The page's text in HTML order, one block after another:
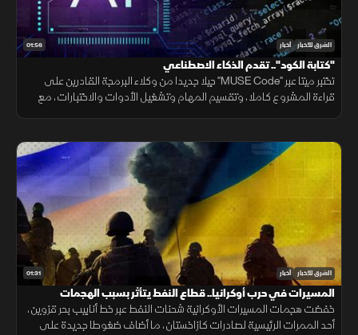
01:56 الشرق للأخبار أخبار
"كتابة الكود".. تقدم الذكاء الاصطناعي
تختبر ميتا عبر "MUSE Code" جيلا جديدا من وكلاء البرمجة القادرين على
قراءة المشروع كاملا، وتقسيم المهام وتشغيل الأدوات والاختبارات، مع
01:31 الشرق للأخبار أخبار
المسيرات في حرب أوكرانيا.. قطاع النفط يتأثر بسبب الهجمات
خفضت هجمات المسيرات الأوكرانية شحنات النفط عبر خط أنابيب بحر قزوين،
أحد الممرات الرئيسية لصادرات كازاخستان، ما أضاف ضغوطا جديدة على